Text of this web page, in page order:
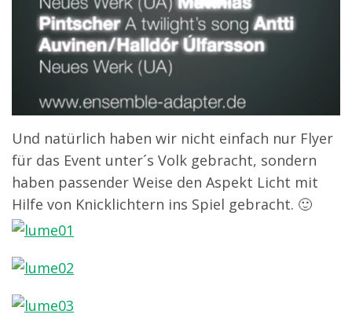
Und natürlich haben wir nicht einfach nur Flyer
für das Event unter´s Volk gebracht, sondern
haben passender Weise den Aspekt Licht mit
Hilfe von Knicklichtern ins Spiel gebracht. 🙂